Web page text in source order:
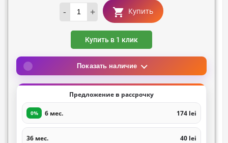
- + Купить
Купить в 1 клик
Показать наличие
Предложение в рассрочку
0% 6 мес. 174 lei
36 мес. 40 lei